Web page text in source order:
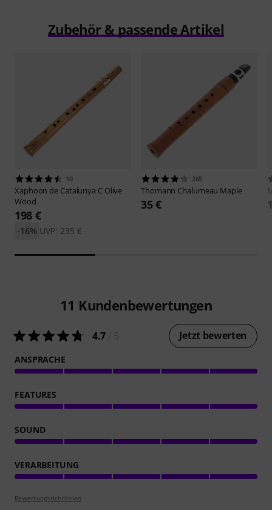
Zubehör & passende Artikel
10
Xaphoon de Catalunya C Olive
Wood
198 €
UVP: 235 €
-16%
265
Thomann Chalumeau Maple
35 €
11 Kundenbewertungen
4.7 Jetzt bewerten
ANSPRACHE
FEATURES
SOUND
VERARBEITUNG
Bewertungsrichtlinien